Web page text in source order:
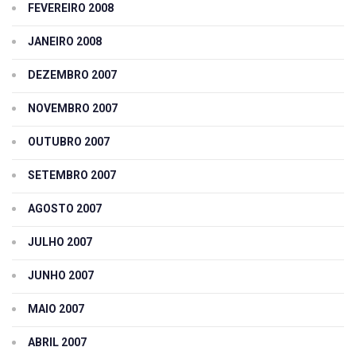
FEVEREIRO 2008
JANEIRO 2008
DEZEMBRO 2007
NOVEMBRO 2007
OUTUBRO 2007
SETEMBRO 2007
AGOSTO 2007
JULHO 2007
JUNHO 2007
MAIO 2007
ABRIL 2007